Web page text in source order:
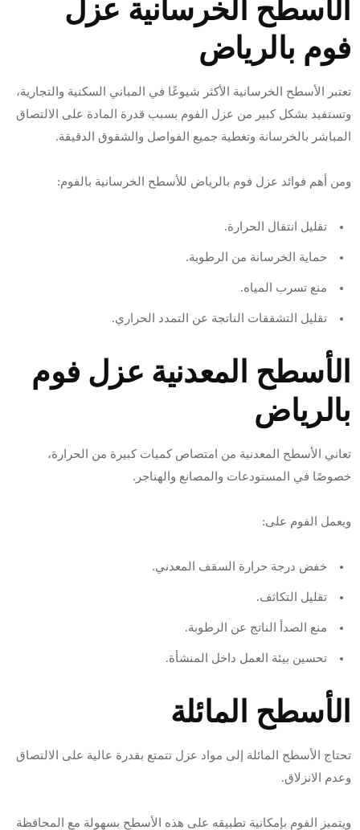
الأسطح الخرسانية عزل
فوم بالرياض
تعتبر الأسطح الخرسانية الأكثر شيوعًا في المباني السكنية والتجارية،
وتستفيد بشكل كبير من عزل الفوم بسبب قدرة المادة على الالتصاق
المباشر بالخرسانة وتغطية جميع الفواصل والشقوق الدقيقة.
ومن أهم فوائد عزل فوم بالرياض للأسطح الخرسانية بالفوم:
تقليل انتقال الحرارة.
حماية الخرسانة من الرطوبة.
منع تسرب المياه.
تقليل التشققات الناتجة عن التمدد الحراري.
الأسطح المعدنية عزل فوم
بالرياض
تعاني الأسطح المعدنية من امتصاص كميات كبيرة من الحرارة،
خصوصًا في المستودعات والمصانع والهناجر.
ويعمل الفوم على:
خفض درجة حرارة السقف المعدني.
تقليل التكاثف.
منع الصدأ الناتج عن الرطوبة.
تحسين بيئة العمل داخل المنشأة.
الأسطح المائلة
تحتاج الأسطح المائلة إلى مواد عزل تتمتع بقدرة عالية على الالتصاق
وعدم الانزلاق.
ويتميز الفوم بإمكانية تطبيقه على هذه الأسطح بسهولة مع المحافظة